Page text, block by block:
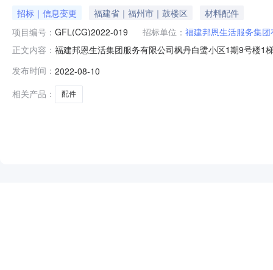
招标｜信息变更 福建省｜福州市｜鼓楼区
材料配件
项目编号： GFL(CG)2022-019 招标单位： 福建邦恩生活服务集
正文内容： 福建邦恩生活集团服务有限公司枫丹白鹭小区1期9号楼
称：枫丹白鹭小区1期9号楼1梯、20号楼1梯、28号楼2
发布时间： 2022-08-10
相关产品：
配件